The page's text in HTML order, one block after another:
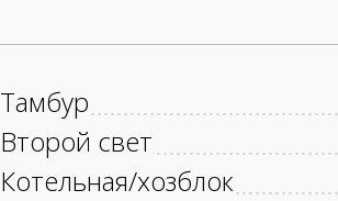
Тамбур
Второй свет
Котельная/хозблок